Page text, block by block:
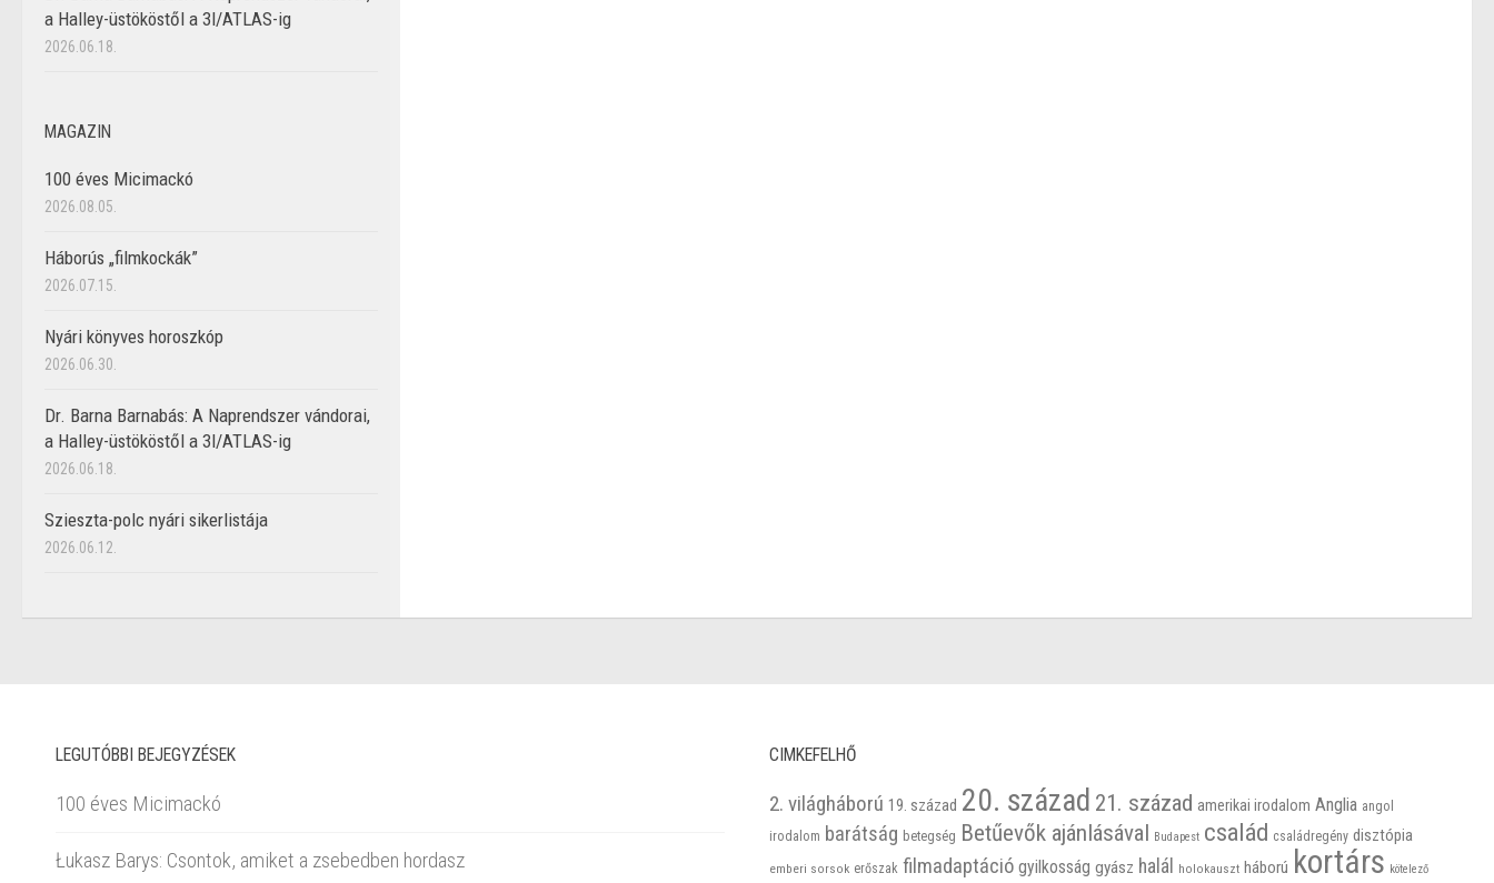
a Halley-üstököstől a 3I/ATLAS-ig
2026.06.18.
MAGAZIN
100 éves Micimackó
2026.08.05.
Háborús „filmkockák”
2026.07.15.
Nyári könyves horoszkóp
2026.06.30.
Dr. Barna Barnabás: A Naprendszer vándorai,
a Halley-üstököstől a 3I/ATLAS-ig
2026.06.18.
Szieszta-polc nyári sikerlistája
2026.06.12.
LEGUTÓBBI BEJEGYZÉSEK
100 éves Micimackó
Łukasz Barys: Csontok, amiket a zsebedben hordasz
CIMKEFELHŐ
2. világháború 19. század 20. század 21. század amerikai irodalom Anglia angol
irodalom barátság betegség Betűevők ajánlásával Budapest család családregény disztópia
emberi sorsok erőszak filmadaptáció gyilkosság gyász halál holokauszt háború kortárs kötelező